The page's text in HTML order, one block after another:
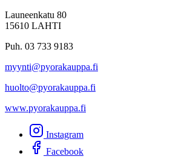
Launeenkatu 80
15610 LAHTI
Puh. 03 733 9183
myynti@pyorakauppa.fi
huolto@pyorakauppa.fi
www.pyorakauppa.fi
Instagram
Facebook